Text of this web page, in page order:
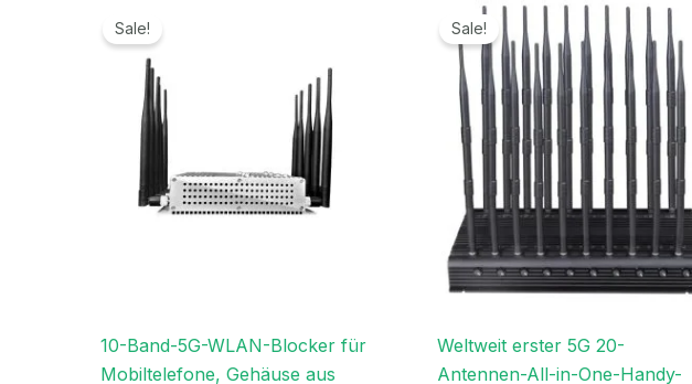
Sale!
10-Band-5G-WLAN-Blocker für
Mobiltelefone, Gehäuse aus
Sale!
Weltweit erster 5G 20-
Antennen-All-in-One-Handy-
Preis
war:
1.199,00€
Preis
ist:
699,99€.